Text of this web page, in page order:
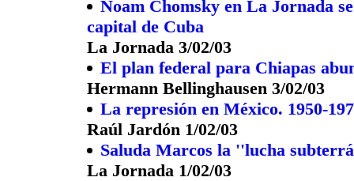
Noam Chomsky en La Jornada
capital de Cuba
La Jornada 3/02/03
El plan federal para Chiapas
Hermann Bellinghausen 3/02/03
La represión en México. 1950-
Raúl Jardón 1/02/03
Saluda Marcos la ''lucha
La Jornada 1/02/03